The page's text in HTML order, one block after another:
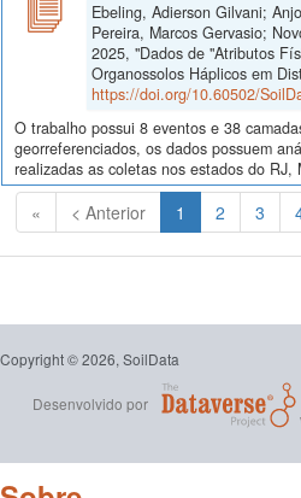
Ebeling, Adierson Gilvani;
Pereira, Marcos Gervasio;
2025, "Dados de "Atributos
Organossolos Háplicos em
https://doi.org/10.60502/
O trabalho possui 8 eventos e 38
georreferenciados, os dados possuem
realizadas as coletas nos estados do RJ,
« < Anterior 1 (Atual)
2 3
Copyright © 2026, SoilData
Desenvolvido por